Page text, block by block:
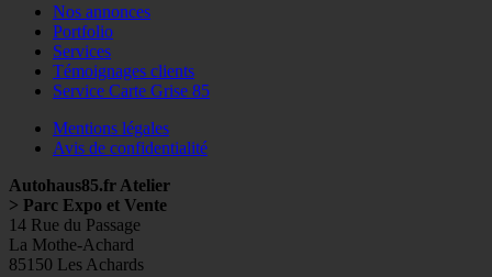
Nos annonces
Portfolio
Services
Témoignages clients
Service Carte Grise 85
Mentions légales
Avis de confidentialité
Autohaus85.fr Atelier
> Parc Expo et Vente
14 Rue du Passage
La Mothe-Achard
85150 Les Achards